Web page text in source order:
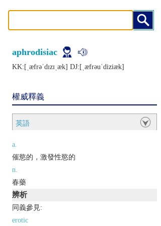
aphrodisiac
KK:[ˌæfrǝˈdɪzɪˌæk] DJ:[ˌæfrǝuˈdiziæk]
權威釋義
英語
a.
催慾的，激發性慾的
n.
春藥
辨析
同義參見:
erotic